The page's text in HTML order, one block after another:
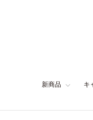
新商品 キ